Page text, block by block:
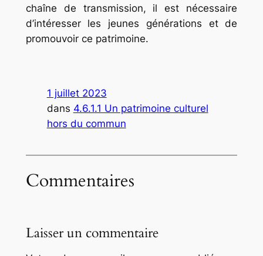
chaîne de transmission, il est nécessaire
d’intéresser les jeunes générations et de
promouvoir ce patrimoine.
1 juillet 2023
dans 4.6.1.1 Un patrimoine culturel
hors du commun
Commentaires
Laisser un commentaire